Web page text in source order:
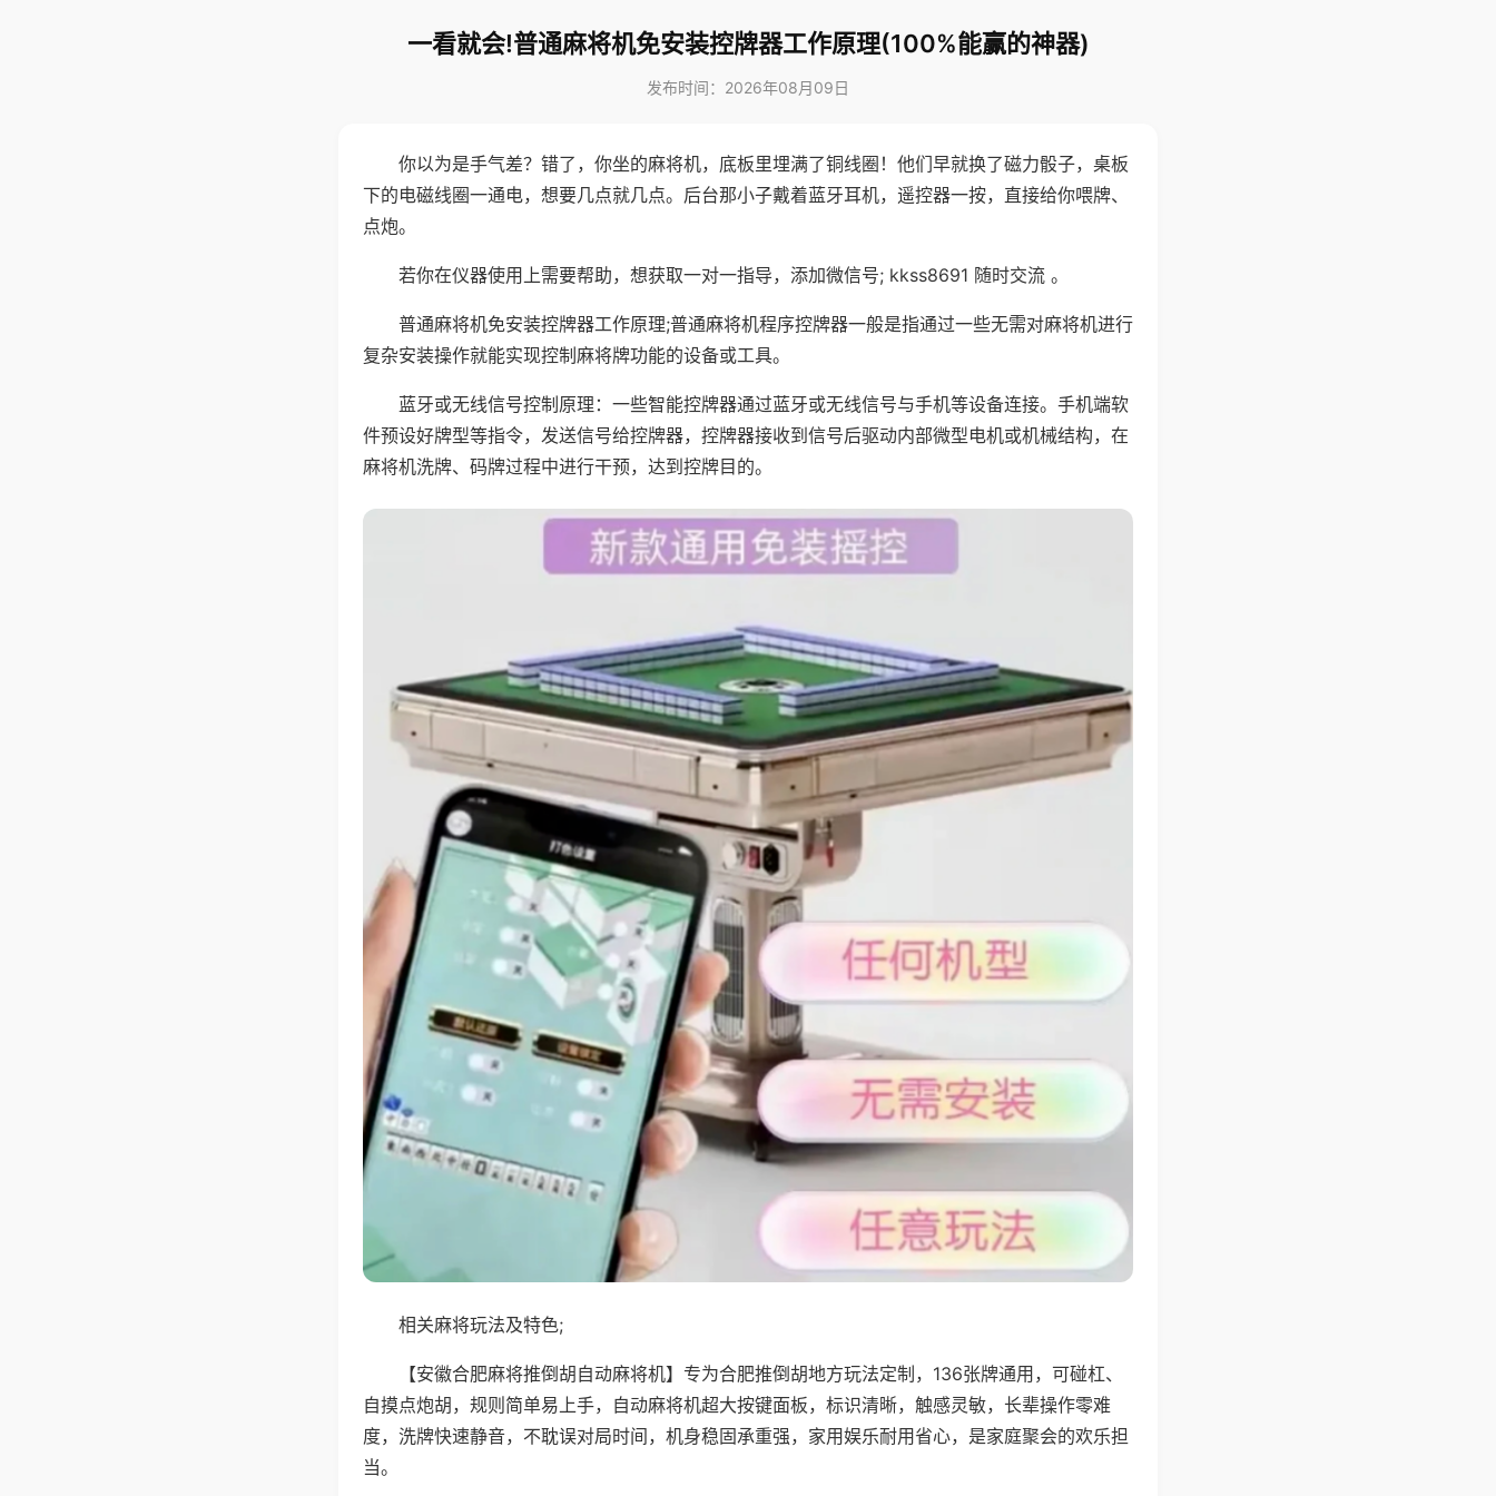
一看就会!普通麻将机免安装控牌器工作原理(100%能赢的神器)
发布时间：2026年08月09日
你以为是手气差？错了，你坐的麻将机，底板里埋满了铜线圈！他们早就换了磁力骰子，桌板
下的电磁线圈一通电，想要几点就几点。后台那小子戴着蓝牙耳机，遥控器一按，直接给你喂牌、
点炮。
若你在仪器使用上需要帮助，想获取一对一指导，添加微信号; kkss8691 随时交流 。
普通麻将机免安装控牌器工作原理;普通麻将机程序控牌器一般是指通过一些无需对麻将机进行
复杂安装操作就能实现控制麻将牌功能的设备或工具。
蓝牙或无线信号控制原理：一些智能控牌器通过蓝牙或无线信号与手机等设备连接。手机端软
件预设好牌型等指令，发送信号给控牌器，控牌器接收到信号后驱动内部微型电机或机械结构，在
麻将机洗牌、码牌过程中进行干预，达到控牌目的。
相关麻将玩法及特色;
【安徽合肥麻将推倒胡自动麻将机】专为合肥推倒胡地方玩法定制，136张牌通用，可碰杠、
自摸点炮胡，规则简单易上手，自动麻将机超大按键面板，标识清晰，触感灵敏，长辈操作零难
度，洗牌快速静音，不耽误对局时间，机身稳固承重强，家用娱乐耐用省心，是家庭聚会的欢乐担
当。